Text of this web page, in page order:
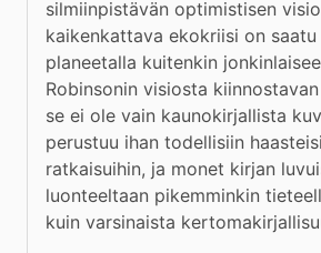
silmiinpistävän optimistisen
kaikenkattava ekokriisi on
planeetalla kuitenkin
Robinsonin visiosta
se ei ole vain kaunokirjallista
perustuu ihan todellisiin
ratkaisuihin, ja monet kirjan
luonteeltaan pikemminkin
kuin varsinaista